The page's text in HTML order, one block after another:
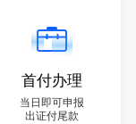
首付办理
当日即可申报
出证付尾款